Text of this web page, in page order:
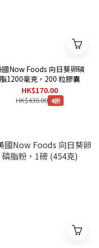
國Now Foods 向日葵卵磷
脂1200毫克，200 粒膠囊
HK$170.00
HK$430.00 4折